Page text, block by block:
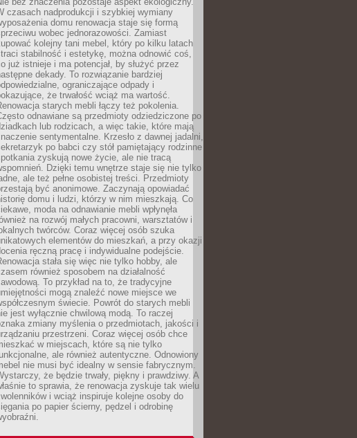
czasach nadprodukcji i szybkiej wymiany
domu renowacja staje się formą
wobec jednorazowości. Zamiast
kolejny tani mebel, który po kilku latach
stabilność i estetykę, można odnowić coś,
już istnieje i ma potencjał, by służyć przez
dekady. To rozwiązanie bardziej
ograniczające odpady i
że trwałość wciąż ma wartość.
starych mebli łączy też pokolenia.
odnawiane są przedmioty odziedziczone po
lub rodzicach, a więc takie, które mają
sentymentalne. Krzesło z dawnej jadalni,
po babci czy stół pamiętający rodzinne
zyskują nowe życie, ale nie tracą
Dzięki temu wnętrze staje się nie tylko
ale też pełne osobistej treści. Przedmioty
być anonimowe. Zaczynają opowiadać
domu i ludzi, którzy w nim mieszkają. Co
moda na odnawianie mebli wpłynęła
na rozwój małych pracowni, warsztatów i
twórców. Coraz więcej osób szuka
elementów do mieszkań, a przy okazji
ręczną pracę i indywidualne podejście.
stała się więc nie tylko hobby, ale
również sposobem na działalność
To przykład na to, że tradycyjne
mogą znaleźć nowe miejsce we
świecie. Powrót do starych mebli
jest wyłącznie chwilową modą. To raczej
zmiany myślenia o przedmiotach, jakości i
przestrzeni. Coraz więcej osób chce
w miejscach, które są nie tylko
ale również autentyczne. Odnowiony
nie musi być idealny w sensie fabrycznym.
że będzie trwały, piękny i prawdziwy. A
to sprawia, że renowacja zyskuje tak wielu
i wciąż inspiruje kolejne osoby do
po papier ścierny, pędzel i odrobinę